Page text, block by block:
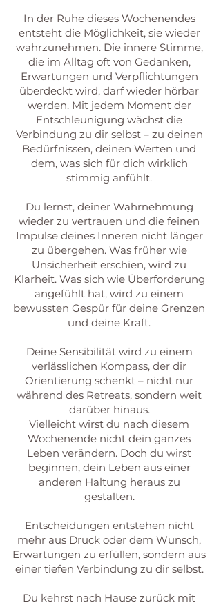
In der Ruhe dieses Wochenendes
entsteht die Möglichkeit, sie wieder
wahrzunehmen. Die innere Stimme,
die im Alltag oft von Gedanken,
Erwartungen und Verpflichtungen
überdeckt wird, darf wieder hörbar
werden. Mit jedem Moment der
Entschleunigung wächst die
Verbindung zu dir selbst – zu deinen
Bedürfnissen, deinen Werten und
dem, was sich für dich wirklich
stimmig anfühlt.
Du lernst, deiner Wahrnehmung
wieder zu vertrauen und die feinen
Impulse deines Inneren nicht länger
zu übergehen. Was früher wie
Unsicherheit erschien, wird zu
Klarheit. Was sich wie Überforderung
angefühlt hat, wird zu einem
bewussten Gespür für deine Grenzen
und deine Kraft.
Deine Sensibilität wird zu einem
verlässlichen Kompass, der dir
Orientierung schenkt – nicht nur
während des Retreats, sondern weit
darüber hinaus.
Vielleicht wirst du nach diesem
Wochenende nicht dein ganzes
Leben verändern. Doch du wirst
beginnen, dein Leben aus einer
anderen Haltung heraus zu
gestalten.
Entscheidungen entstehen nicht
mehr aus Druck oder dem Wunsch,
Erwartungen zu erfüllen, sondern aus
einer tiefen Verbindung zu dir selbst.
Du kehrst nach Hause zurück mit